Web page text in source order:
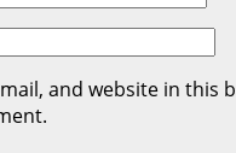
and website in this